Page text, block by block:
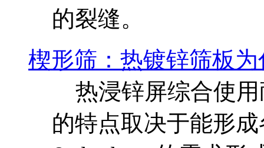
的裂缝。
楔形筛：热镀锌筛板
热浸锌屏综合使用
的特点取决于能形